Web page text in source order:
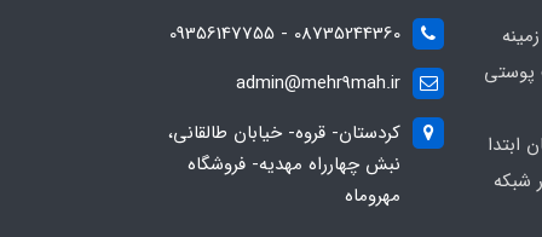
پوستی
ابتدا
شبکه
08735244360 - 09356147755
admin@mehr9mah.ir
کردستان- قروه- خیابان طالقانی،
نبش چهارراه مهدیه- فروشگاه
مهروماه